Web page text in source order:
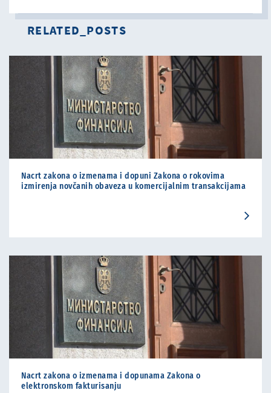
RELATED_POSTS
Nacrt zakona o izmenama i dopuni Zakona o rokovima
izmirenja novčanih obaveza u komercijalnim transakcijama
Nacrt zakona o izmenama i dopunama Zakona o
elektronskom fakturisanju